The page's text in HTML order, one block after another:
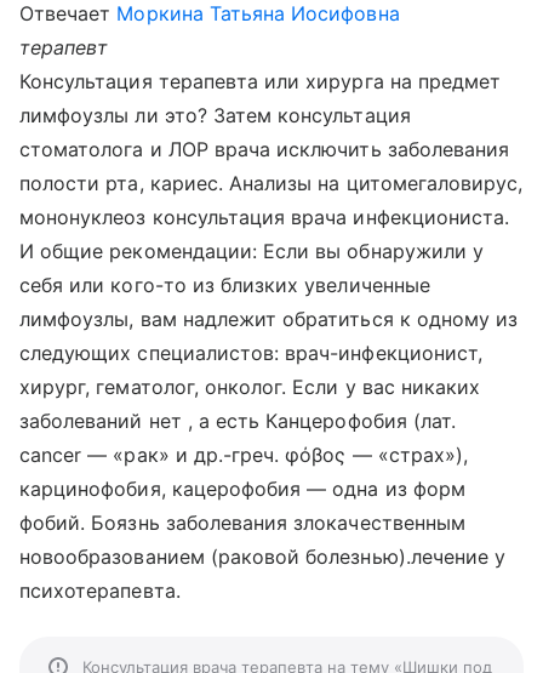
Отвечает Моркина Татьяна Иосифовна
терапевт
Консультация терапевта или хирурга на предмет
лимфоузлы ли это? Затем консультация
стоматолога и ЛОР врача исключить заболевания
полости рта, кариес. Анализы на цитомегаловирус,
мононуклеоз консультация врача инфекциониста.
И общие рекомендации: Если вы обнаружили у
себя или кого-то из близких увеличенные
лимфоузлы, вам надлежит обратиться к одному из
следующих специалистов: врач-инфекционист,
хирург, гематолог, онколог. Если у вас никаких
заболеваний нет , а есть Канцерофобия (лат.
cancer — «рак» и др.-греч. φόβος — «страх»),
карцинофобия, кацерофобия — одна из форм
фобий. Боязнь заболевания злокачественным
новообразованием (раковой болезнью).лечение у
психотерапевта.
Консультация врача терапевта на тему «Шишки под